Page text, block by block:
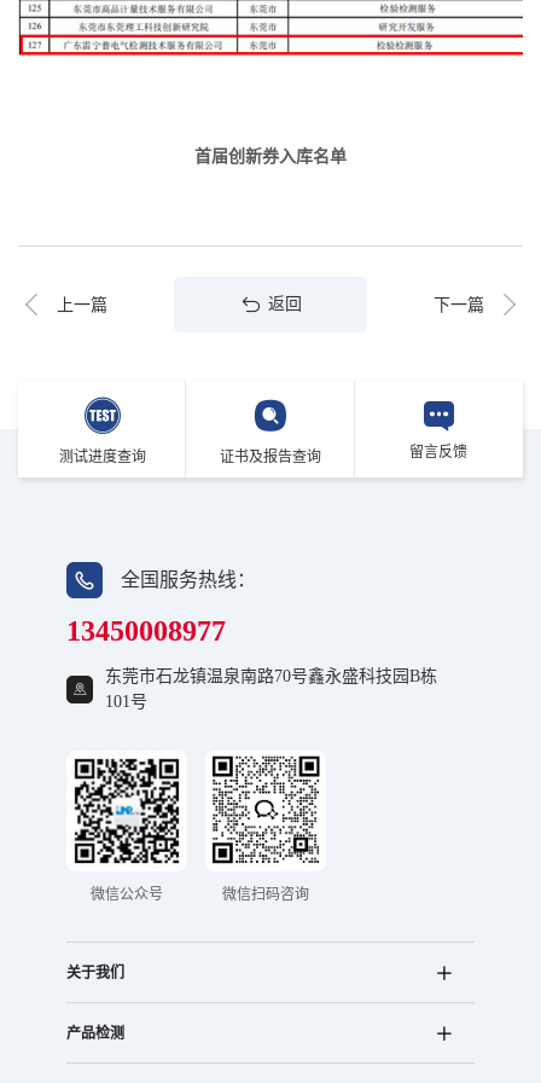
首届创新券入库名单
上一篇 返回 下一篇
测试进度查询 证书及报告查询 留言反馈
全国服务热线：
13450008977
东莞市石龙镇温泉南路70号鑫永盛科技园B栋
101号
微信公众号 微信扫码咨询
关于我们
产品检测